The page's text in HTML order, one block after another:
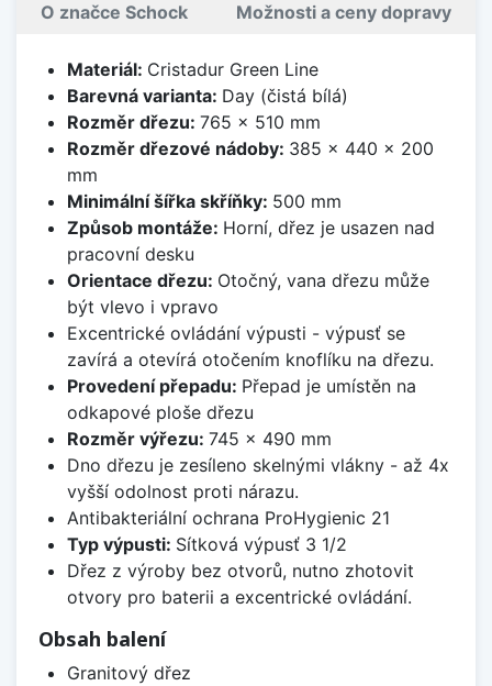
O značce Schock Možnosti a ceny dopravy
Materiál: Cristadur Green Line
Barevná varianta: Day (čistá bílá)
Rozměr dřezu: 765 x 510 mm
Rozměr dřezové nádoby: 385 x 440 x 200
mm
Minimální šířka skříňky: 500 mm
Způsob montáže: Horní, dřez je usazen nad
pracovní desku
Orientace dřezu: Otočný, vana dřezu může
být vlevo i vpravo
Excentrické ovládání výpusti - výpusť se
zavírá a otevírá otočením knoflíku na dřezu.
Provedení přepadu: Přepad je umístěn na
odkapové ploše dřezu
Rozměr výřezu: 745 x 490 mm
Dno dřezu je zesíleno skelnými vlákny - až 4x
vyšší odolnost proti nárazu.
Antibakteriální ochrana ProHygienic 21
Typ výpusti: Sítková výpusť 3 1/2
Dřez z výroby bez otvorů, nutno zhotovit
otvory pro baterii a excentrické ovládání.
Obsah balení
Granitový dřez